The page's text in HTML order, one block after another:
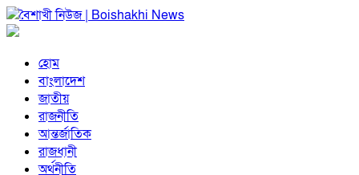
হোম
বাংলাদেশ
জাতীয়
রাজনীতি
আন্তর্জাতিক
রাজধানী
অর্থনীতি